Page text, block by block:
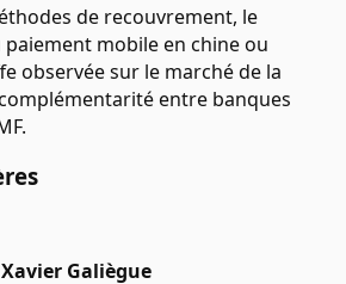
de recouvrement, le
mobile en chine ou
observée sur le marché de la
entre banques
Galiègue